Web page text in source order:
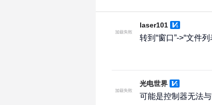
laser101
转到“窗口”->“文件
光电世界
可能是控制器无法